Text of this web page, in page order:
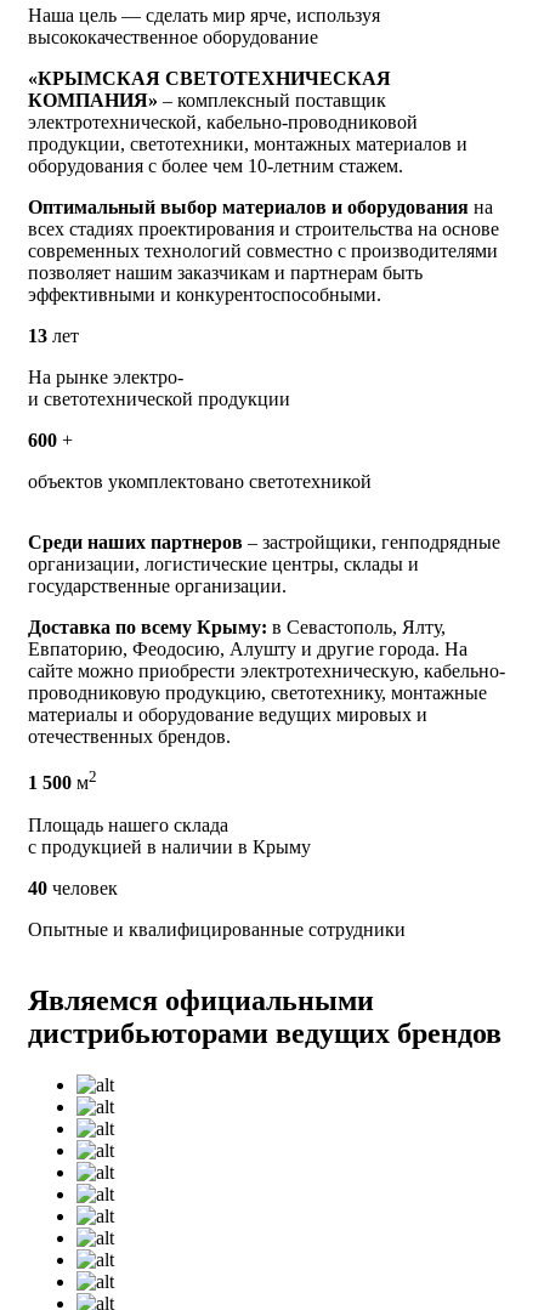
Наша цель — сделать мир ярче, используя
высококачественное оборудование
«КРЫМСКАЯ СВЕТОТЕХНИЧЕСКАЯ
КОМПАНИЯ» – комплексный поставщик
электротехнической, кабельно-проводниковой
продукции, светотехники, монтажных материалов и
оборудования с более чем 10-летним стажем.
Оптимальный выбор материалов и оборудования на
всех стадиях проектирования и строительства на основе
современных технологий совместно с производителями
позволяет нашим заказчикам и партнерам быть
эффективными и конкурентоспособными.
13 лет
На рынке электро-
и светотехнической продукции
600 +
объектов укомплектовано светотехникой
Среди наших партнеров – застройщики, генподрядные
организации, логистические центры, склады и
государственные организации.
Доставка по всему Крыму: в Севастополь, Ялту,
Евпаторию, Феодосию, Алушту и другие города. На
сайте можно приобрести электротехническую, кабельно-
проводниковую продукцию, светотехнику, монтажные
материалы и оборудование ведущих мировых и
отечественных брендов.
1 500 м2
Площадь нашего склада
с продукцией в наличии в Крыму
40 человек
Опытные и квалифицированные сотрудники
Являемся официальными
дистрибьюторами ведущих брендов